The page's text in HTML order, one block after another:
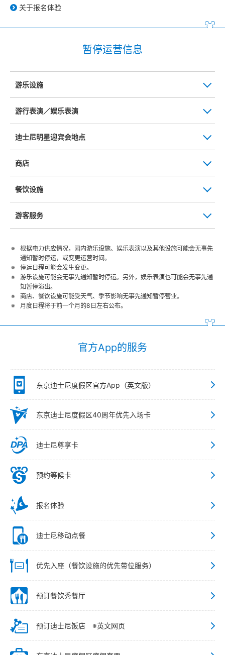
关于报名体验
暂停运营信息
游乐设施
游行表演／娱乐表演
迪士尼明星迎宾会地点
商店
餐饮设施
游客服务
根据电力供应情况，园内游乐设施、娱乐表演以及其他设施可能会无事先
通知暂时停运，或变更运营时间。
停运日程可能会发生变更。
游乐设施可能会无事先通知暂时停运。另外，娱乐表演也可能会无事先通
知暂停演出。
商店、餐饮设施可能受天气、季节影响无事先通知暂停营业。
月度日程将于前一个月的8日左右公布。
官方App的服务
东京迪士尼度假区官方App（英文版）
东京迪士尼度假区40周年优先入场卡
迪士尼尊享卡
预约等候卡
报名体验
迪士尼移动点餐
优先入座（餐饮设施的优先带位服务）
预订餐饮秀餐厅
预订迪士尼饭店 ※英文网页